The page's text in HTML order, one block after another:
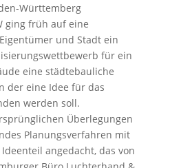
Württemberg
ging früh auf eine
und Stadt ein
für ein
eine städtebauliche
der eine Idee für das
werden soll.
Überlegungen
Planungsverfahren mit
angedacht, das von